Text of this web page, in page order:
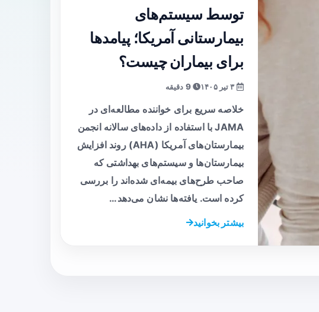
توسط سیستم‌های
بیمارستانی آمریکا؛ پیامدها
برای بیماران چیست؟
9 دقیقه
خلاصه سریع برای خواننده مطالعه‌ای در
JAMA با استفاده از داده‌های سالانه انجمن
بیمارستان‌های آمریکا (AHA) روند افزایش
بیمارستان‌ها و سیستم‌های بهداشتی که
صاحب طرح‌های بیمه‌ای شده‌اند را بررسی
کرده است. یافته‌ها نشان می‌دهد…
بیشتر بخوانید